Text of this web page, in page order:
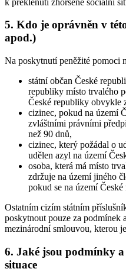
5. Kdo je oprávněn v
apod.)
Na poskytnutí peněžité pomoci
státní občan České
republiky místo trvalého
České republiky obvykle
cizinec, pokud na území
zvláštními právními
než 90 dnů,
cizinec, který požádal o
udělen azyl na území
osoba, která má místo
zdržuje na území jiného
pokud se na území
Ostatním cizím státním
poskytnout pouze za podmínek
mezinárodní smlouvou, kterou
6. Jaké jsou podmínky
situace